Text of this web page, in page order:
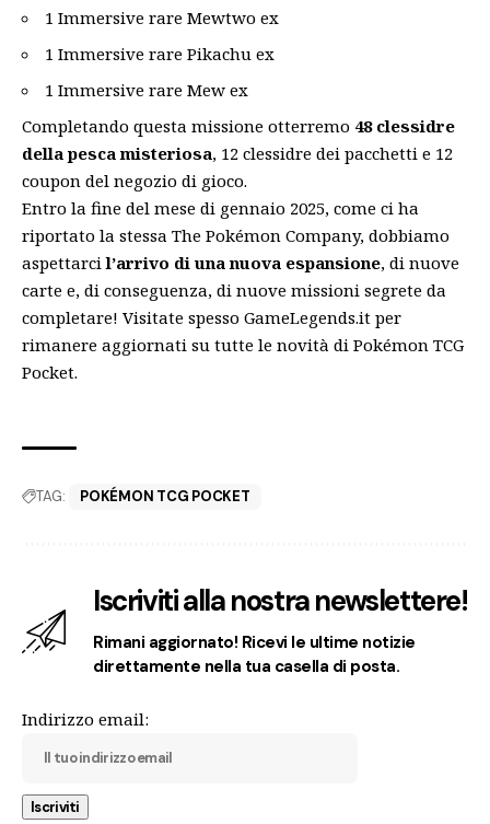
1 Immersive rare Mewtwo ex
1 Immersive rare Pikachu ex
1 Immersive rare Mew ex
Completando questa missione otterremo 48 clessidre
della pesca misteriosa, 12 clessidre dei pacchetti e 12
coupon del negozio di gioco.
Entro la fine del mese di gennaio 2025, come ci ha
riportato la stessa The Pokémon Company, dobbiamo
aspettarcil’arrivo di una nuova espansione, di nuove
carte e, di conseguenza, di nuove missioni segrete da
completare! Visitate spesso GameLegends.it per
rimanere aggiornati su tutte le novità di Pokémon TCG
Pocket.
TAG: POKÉMON TCG POCKET
Iscriviti alla nostra newslettere!
Rimani aggiornato! Ricevi le ultime notizie
direttamente nella tua casella di posta.
Indirizzo email: